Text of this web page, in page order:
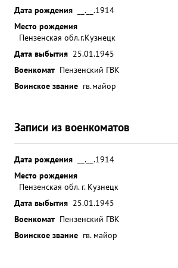
Дата рождения
__.__.1914
Место рождения
Пензенская обл.г.Кузнецк
Дата выбытия 25.01.1945
Военкомат Пензенский ГВК
Воинское звание гв.майор
Записи из военкоматов
Дата рождения
__.__.1914
Место рождения
Пензенская обл. г. Кузнецк
Дата выбытия 25.01.1945
Военкомат Пензенский ГВК
Воинское звание гв. майор